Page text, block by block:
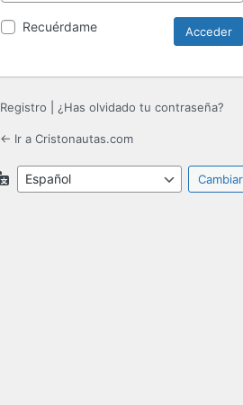
Recuérdame
Registro ¿Has olvidado tu contraseña?
← Ir a Cristonautas.com
Idioma